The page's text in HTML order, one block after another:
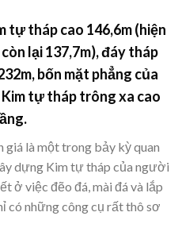
tự tháp cao 146,6m (hiện
lại 137,7m), đáy tháp
bốn mặt phẳng của
tự tháp trông xa cao
là một trong bảy kỳ quan
dựng Kim tự tháp của người
ở việc đẽo đá, mài đá và lắp
có những công cụ rất thô sơ